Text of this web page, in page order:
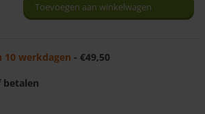
Toevoegen aan winkelwagen
10 werkdagen - €49,50
betalen